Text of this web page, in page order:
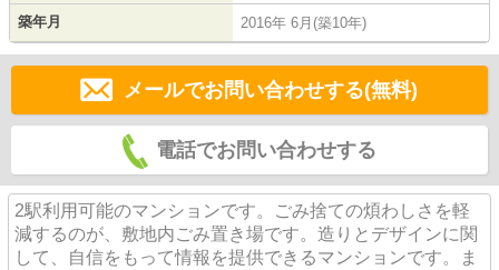
築年月 2016年 6月(築10年)
メールでお問い合わせする(無料)
電話でお問い合わせする
2駅利用可能のマンションです。ごみ捨ての煩わしさを軽
減するのが、敷地内ごみ置き場です。造りとデザインに関
して、自信をもって情報を提供できるマンションです。ま